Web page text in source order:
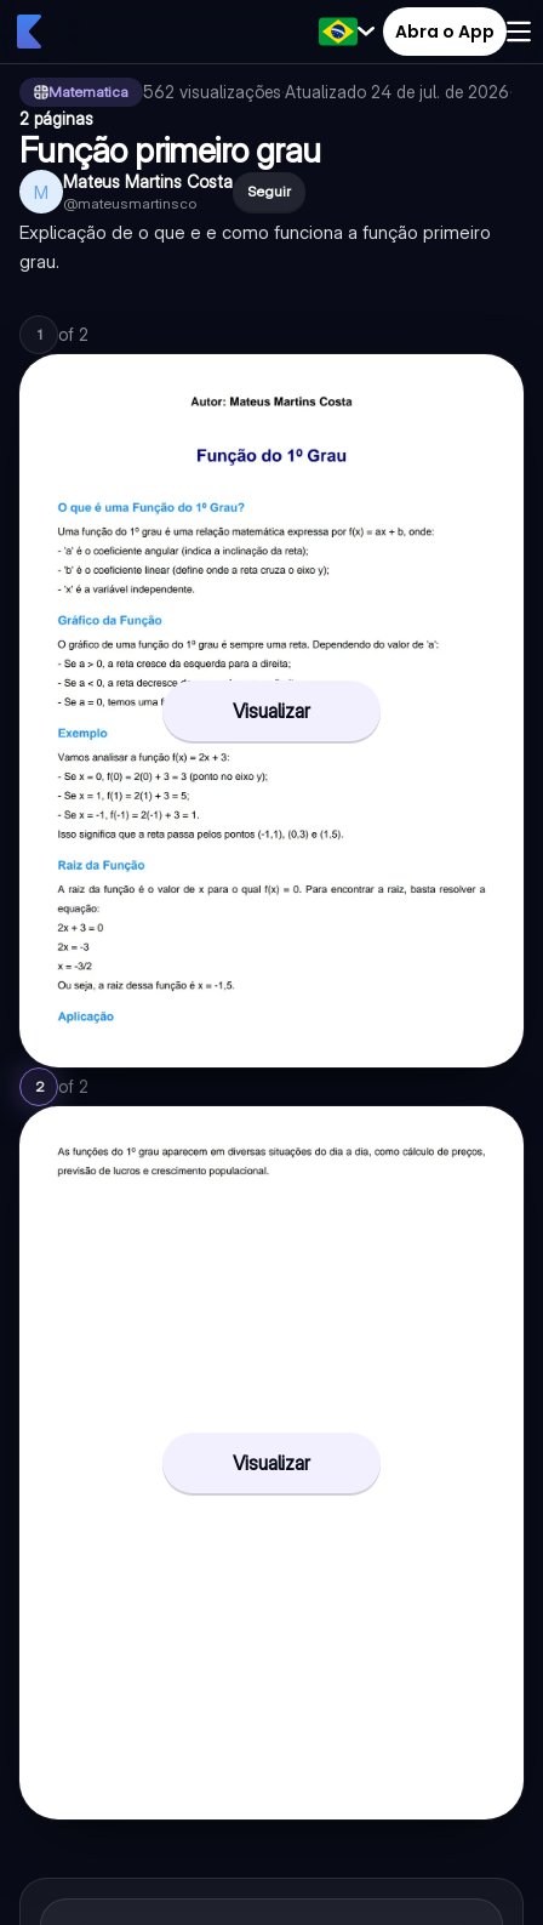
Abra o App
Matematica 562 visualizações·Atualizado 24 de jul. de 2026·
2 páginas
Função primeiro grau
M Mateus Martins Costa
@mateusmartinsco
Seguir
Explicação de o que e e como funciona a função primeiro
grau.
1 of 2
Visualizar
2 of 2
Visualizar